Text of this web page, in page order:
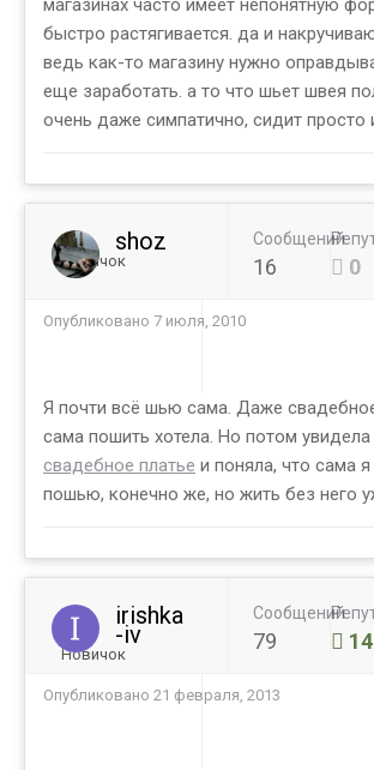
магазинах часто имеет непонятную
быстро растягивается. да и
ведь как-то магазину нужно
еще заработать. а то что шьет швея
очень даже симпатично, сидит просто
shoz
Новичок
Сообщений
16 0
Опубликовано 7 июля, 2010
Я почти всё шью сама. Даже
сама пошить хотела. Но потом увидела
свадебное платье и поняла, что сама я
пошью, конечно же, но жить без него
irishka
-iv
Новичок
Сообщений
79 14
Опубликовано 21 февраля, 2013